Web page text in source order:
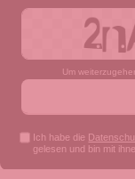
Um
Ich habe die
gelesen und bin mit